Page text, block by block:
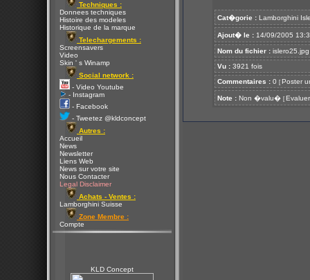
Techniques :
Donnees techniques
Histoire des modeles
Historique de la marque
Telechargements :
Screensavers
Video
Skin ' s Winamp
Social network :
- Video Youtube
- Instagram
- Facebook
- Tweetez @kldconcept
Autres :
Accueil
News
Newsletter
Liens Web
News sur votre site
Nous Contacter
Legal Disclaimer
Achats - Ventes :
Lamborghini Suisse
Zone Membre :
Compte
KLD Concept
Cat�gorie : Lamborghini
Ajout� le : 14/09/2005
Nom du fichier : islero25.jpg
Vu : 3921 fois
Commentaires : 0 [ Poster
Note : Non �valu� [ Evaluer